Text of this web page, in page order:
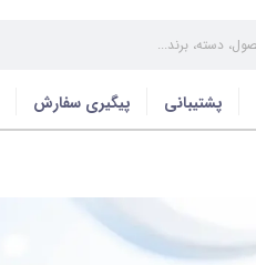
پشتیبانی پیگیری سفارش